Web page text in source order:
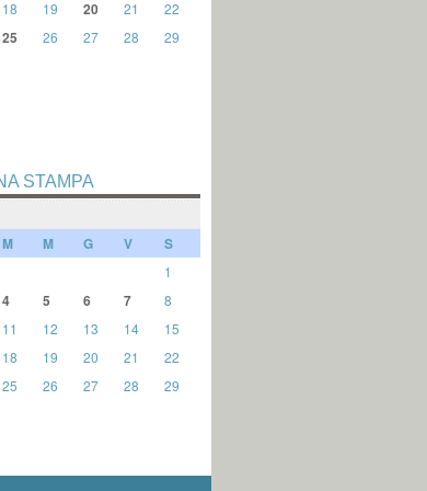
18 19 20 21
22
25 26 27 28
29
STAMPA
M M G V S
1
4 5 6 7
8
11 12 13 14
15
18 19 20 21
22
25 26 27 28
29